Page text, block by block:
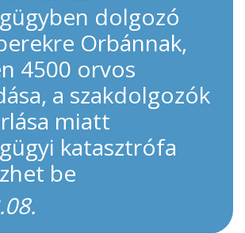
dolgozó
Orbánnak,
4500 orvos
a szakdolgozók
miatt
katasztrófa
be